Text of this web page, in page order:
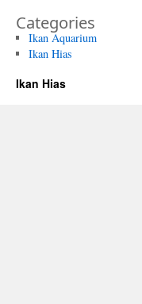
Categories
Ikan Aquarium
Ikan Hias
Ikan Hias